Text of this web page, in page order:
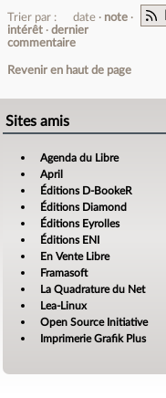
Trier par : date
note
intérêt
dernier
commentaire
Revenir en haut de page
Sites amis
Agenda du Libre
April
Éditions D-BookeR
Éditions Diamond
Éditions Eyrolles
Éditions ENI
En Vente Libre
Framasoft
La Quadrature du Net
Lea-Linux
Open Source Initiative
Imprimerie Grafik Plus